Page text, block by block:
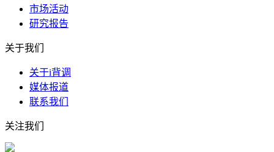
市场活动
研究报告
关于我们
关于i背调
媒体报道
联系我们
关注我们